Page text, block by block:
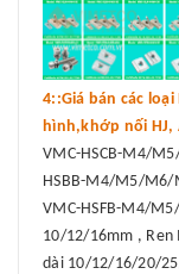
4::Giá bán các
hình,khớp nối HJ,
VMC-HSCB-M4/
HSBB-M4/M5/M6/
VMC-HSFB-M4/
10/12/16mm ,
dài 10/12/16/20/